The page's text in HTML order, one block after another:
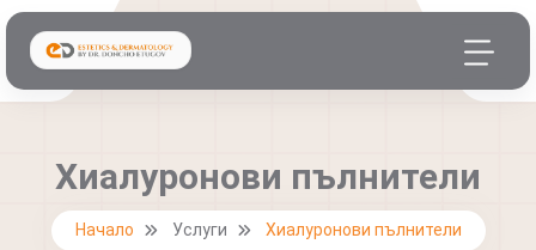
Хиалуронови пълнители
Начало Услуги Хиалуронови пълнители